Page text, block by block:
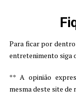
Para ficar por
entretenimento siga
** A opinião
mesma deste site de